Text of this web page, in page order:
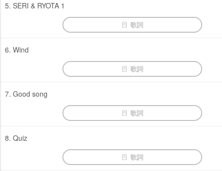
5. SERI & RYOTA 1
歌詞
6. Wind
歌詞
7. Good song
歌詞
8. Quiz
歌詞